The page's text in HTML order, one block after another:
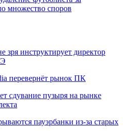
множество споров
зря инструктирует директор
перевернёт рынок ПК
сдувание пузыря на рынке
пауэрбанки из-за старых